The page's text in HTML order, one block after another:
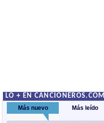
LO + EN CANCIONEROS.COM
Más nuevo Más leído